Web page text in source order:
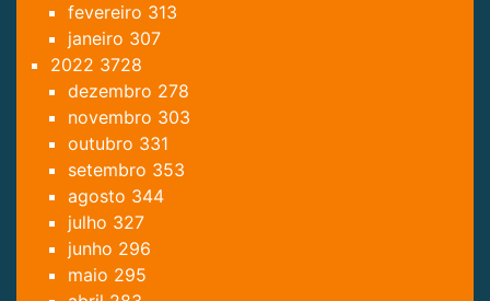
fevereiro 313
janeiro 307
2022 3728
dezembro 278
novembro 303
outubro 331
setembro 353
agosto 344
julho 327
junho 296
maio 295